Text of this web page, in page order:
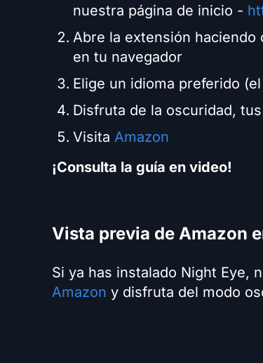
nuestra página de inicio -
Abre la extensión haciendo
en tu navegador
Elige un idioma preferido
Disfruta de la oscuridad,
Visita Amazon
¡Consulta la guía en video!
Vista previa de Amazon
Si ya has instalado Night Eye,
Amazon y disfruta del modo